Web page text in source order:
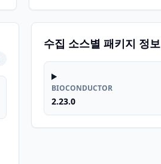
수집 소스별 패키지 정보
BIOCONDUCTOR
2.23.0